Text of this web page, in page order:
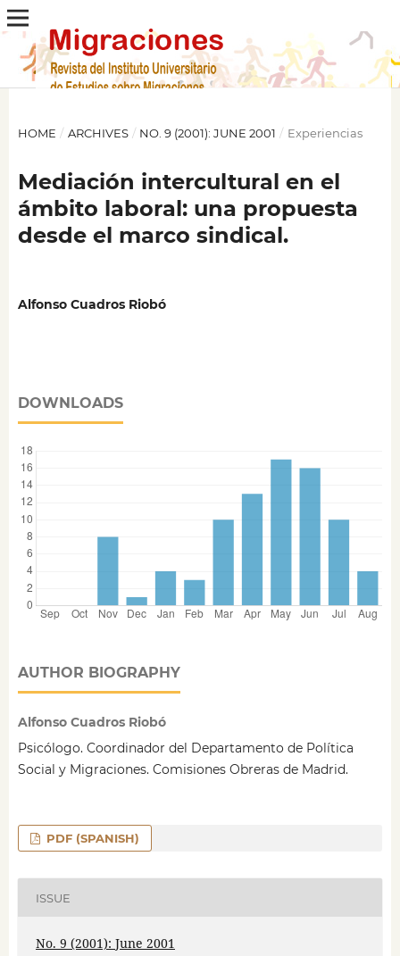
HOME / ARCHIVES / NO. 9 (2001): JUNE 2001 / Experiencias
Mediación intercultural en el
ámbito laboral: una propuesta
desde el marco sindical.
Alfonso Cuadros Riobó
DOWNLOADS
AUTHOR BIOGRAPHY
Alfonso Cuadros Riobó
Psicólogo. Coordinador del Departamento de Política
Social y Migraciones. Comisiones Obreras de Madrid.
PDF (SPANISH)
ISSUE
No. 9 (2001): June 2001